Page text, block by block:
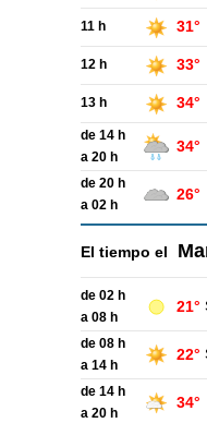
11 h 31°
12 h 33°
13 h 34°
de 14 h
a 20 h
34°
de 20 h
a 02 h
26°
El tiempo el
de 02 h
a 08 h
21°
de 08 h
a 14 h
22°
de 14 h
a 20 h
34°